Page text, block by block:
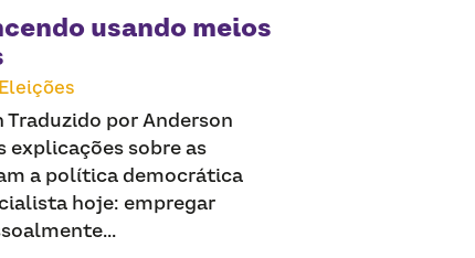
usando meios
Eleições
por Anderson
explicações sobre as
a política democrática
hoje: empregar